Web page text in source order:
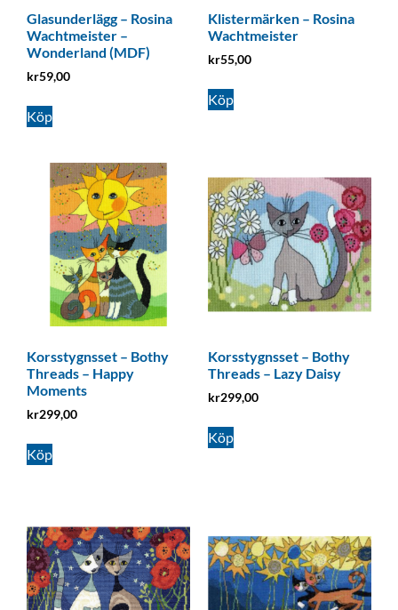
Glasunderlägg – Rosina
Wachtmeister –
Wonderland (MDF)
kr59,00
Köp
Klistermärken – Rosina
Wachtmeister
kr55,00
Köp
Korsstygnsset – Bothy
Threads – Happy
Moments
kr299,00
Köp
Korsstygnsset – Bothy
Threads – Lazy Daisy
kr299,00
Köp